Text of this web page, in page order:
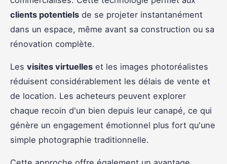
clients potentiels de se projeter instantanément
dans un espace, même avant sa construction ou sa
rénovation complète.
Les visites virtuelles et les images photoréalistes
réduisent considérablement les délais de vente et
de location. Les acheteurs peuvent explorer
chaque recoin d'un bien depuis leur canapé, ce qui
génère un engagement émotionnel plus fort qu'une
simple photographie traditionnelle.